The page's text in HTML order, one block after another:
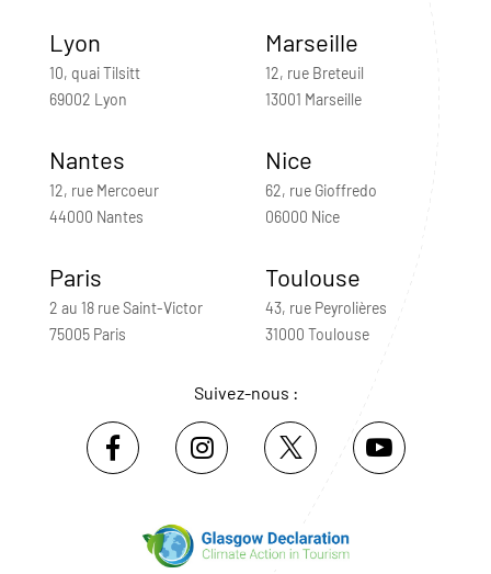
Lyon
10, quai Tilsitt
69002 Lyon
Marseille
12, rue Breteuil
13001 Marseille
Nantes
12, rue Mercoeur
44000 Nantes
Nice
62, rue Gioffredo
06000 Nice
Paris
2 au 18 rue Saint-Victor
75005 Paris
Toulouse
43, rue Peyrolières
31000 Toulouse
Suivez-nous :